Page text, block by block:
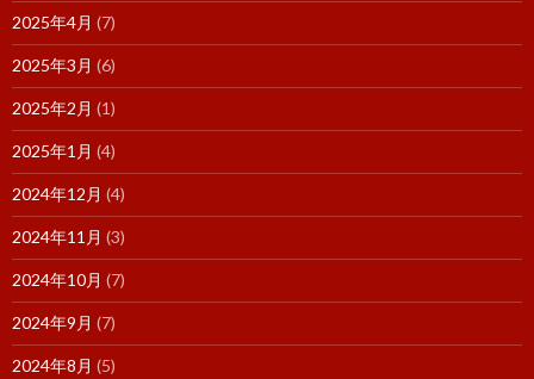
2025年4月 (7)
2025年3月 (6)
2025年2月 (1)
2025年1月 (4)
2024年12月 (4)
2024年11月 (3)
2024年10月 (7)
2024年9月 (7)
2024年8月 (5)